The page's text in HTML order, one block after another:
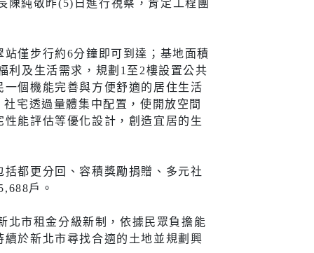
隊 城鄉資訊系統
都市更新
居住服務
新住民
陳純敬昨(5)日進行視察，肯定工程團
僅步行約6分鐘即可到達；基地面積
利及生活需求，規劃1至2樓設置公共
個機能完善與方便舒適的居住生活
宅透過量體集中配置，使開放空間
能評估等優化設計，創造宜居的生
都更分回、容積獎勵捐贈、多元社
戶。
北市租金分級新制，依據民眾負擔能
於新北市尋找合適的土地並規劃興